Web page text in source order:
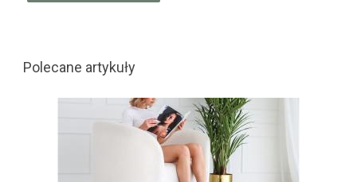
Polecane artykuły